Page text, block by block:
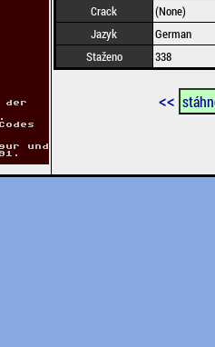
Crack
(None)
Jazyk
German
Staženo
338
<<